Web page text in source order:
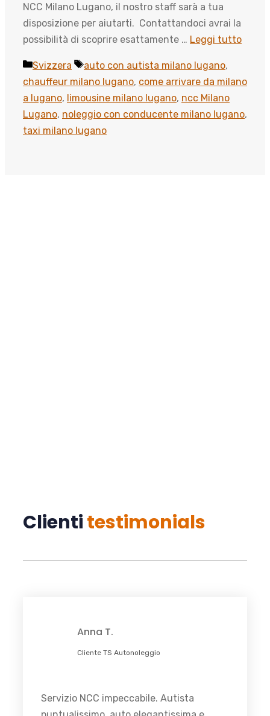
NCC Milano Lugano, il nostro staff sarà a tua
disposizione per aiutarti. Contattandoci avrai la
possibilità di scoprire esattamente … Leggi tutto
Categorie
Svizzera Tag
auto con autista milano lugano,
chauffeur milano lugano, come arrivare da milano
a lugano, limousine milano lugano, ncc Milano
Lugano, noleggio con conducente milano lugano,
taxi milano lugano
Clientitestimonials
Anna T.
Cliente TS Autonoleggio
Servizio NCC impeccabile. Autista